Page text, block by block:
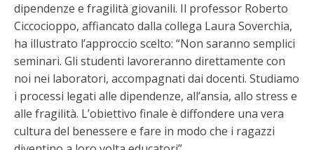
dipendenze e fragilità giovanili. Il professor Roberto
Ciccocioppo, affiancato dalla collega Laura Soverchia,
ha illustrato l’approccio scelto: “Non saranno semplici
seminari. Gli studenti lavoreranno direttamente con
noi nei laboratori, accompagnati dai docenti. Studiamo
i processi legati alle dipendenze, all’ansia, allo stress e
alle fragilità. L’obiettivo finale è diffondere una vera
cultura del benessere e fare in modo che i ragazzi